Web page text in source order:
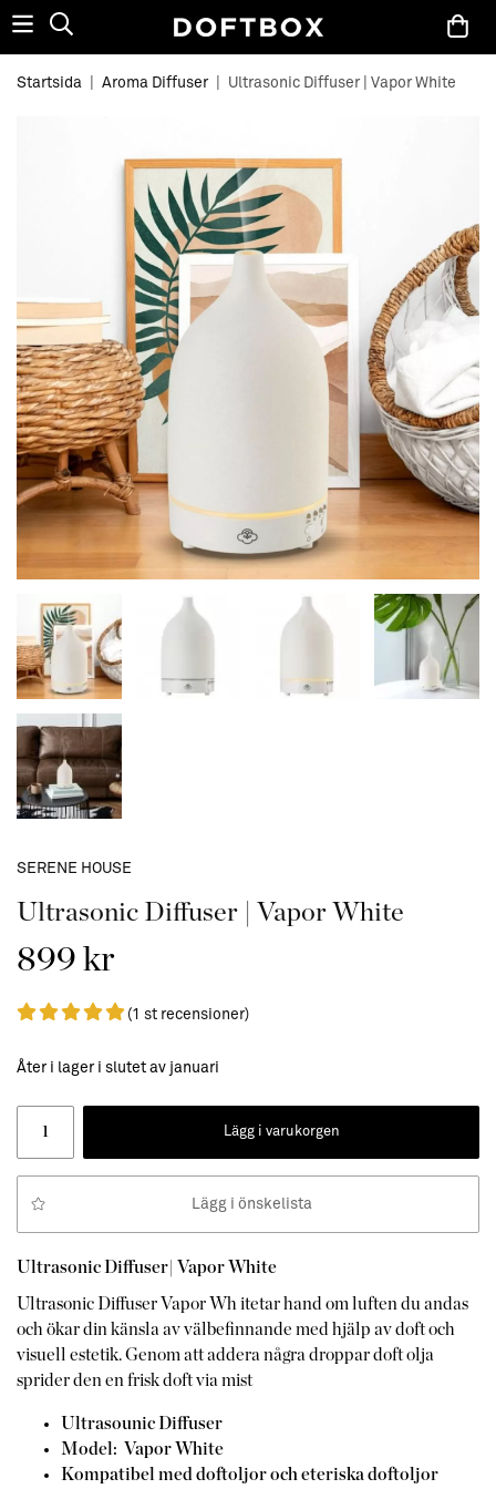
Startsida Aroma Diffuser Ultrasonic Diffuser | Vapor White
SERENE HOUSE
Ultrasonic Diffuser | Vapor White
899 kr
(1 st recensioner)
Åter i lager i slutet av januari
Lägg i varukorgen
Lägg i önskelista
Ultrasonic Diffuser| Vapor White
Ultrasonic Diffuser Vapor Wh itetar hand om luften du andas
och ökar din känsla av välbefinnande med hjälp av doft och
visuell estetik. Genom att addera några droppar doft olja
sprider den en frisk doft via mist
Ultrasounic Diffuser
Model: Vapor White
Kompatibel med doftoljor och eteriska doftoljor